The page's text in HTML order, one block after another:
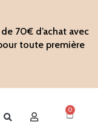
70€ d’achat avec
toute première
0
Panier